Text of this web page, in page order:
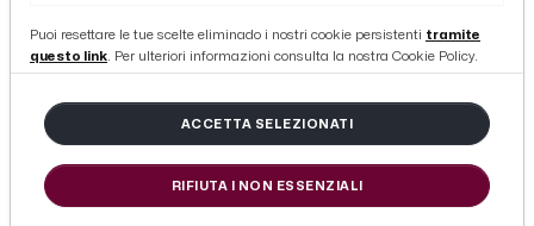
Umberto Marconi Grottammarese
dell'Anno 2014
Puoi resettare le tue scelte eliminado i nostri cookie persistenti tramite
questo link. Per ulteriori informazioni consulta la nostra Cookie Policy.
ACCETTA SELEZIONATI
RIFIUTA I NON ESSENZIALI